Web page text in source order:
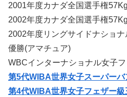
2001年度カナダ全国選手権
2002年度カナダ全国選手権
2002年度リングサイドナショ
優勝(アマチュア)
WBCインターナショナル女子
第5代WIBA世界女子スーパー
第4代WIBA世界女子フェザー級